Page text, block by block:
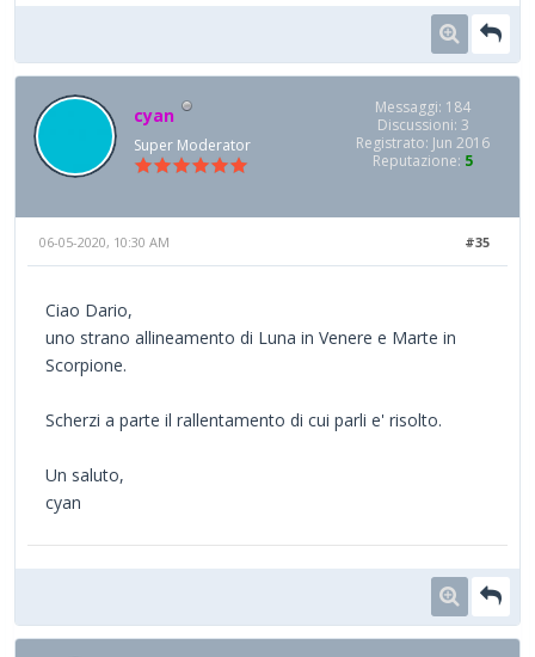
cyan
Super Moderator
Messaggi: 184
Discussioni: 3
Registrato: Jun 2016
Reputazione: 5
#35
06-05-2020, 10:30 AM
Ciao Dario,
uno strano allineamento di Luna in Venere e Marte in
Scorpione.
Scherzi a parte il rallentamento di cui parli e' risolto.
Un saluto,
cyan